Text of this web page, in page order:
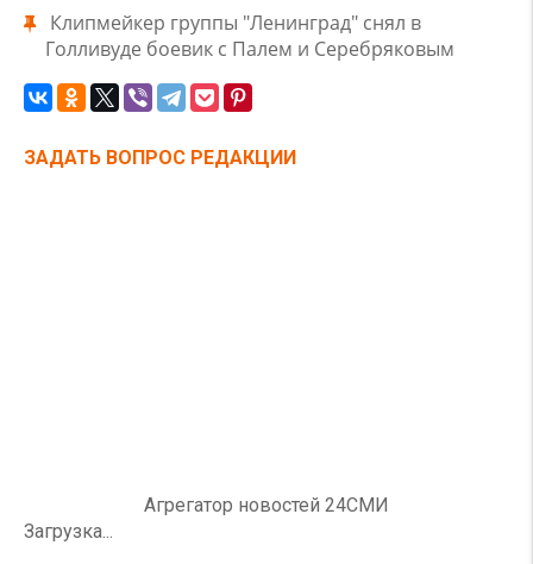
Клипмейкер группы "Ленинград" снял в
Голливуде боевик с Палем и Серебряковым
ЗАДАТЬ ВОПРОС РЕДАКЦИИ
Агрегатор новостей 24СМИ
Загрузка...